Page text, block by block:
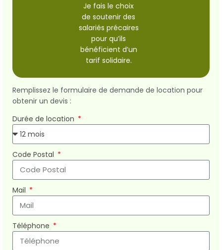
Je fais le choix
de soutenir des
salariés précaires
pour qu’ils
bénéficient d’un
tarif solidaire.
Remplissez le formulaire de demande de location pour
obtenir un devis :
Durée de location
Code Postal
Mail
Téléphone